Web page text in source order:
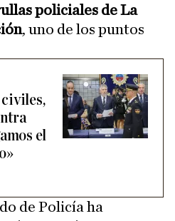
policiales de La
, uno de los puntos
el
de Policía ha